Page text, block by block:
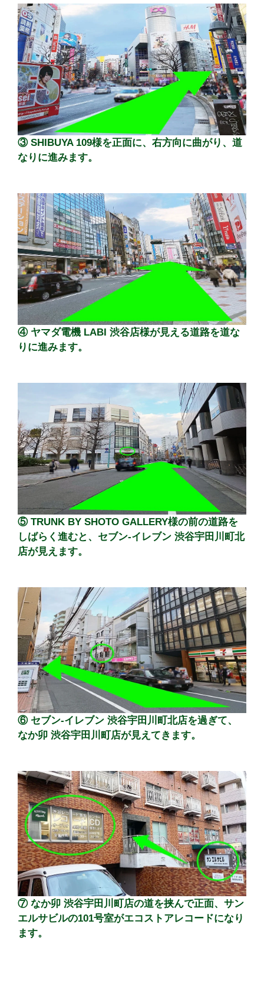
③ SHIBUYA 109様を正面に、右方向に曲がり、道
なりに進みます。
④ ヤマダ電機 LABI 渋谷店様が見える道路を道な
りに進みます。
⑤ TRUNK BY SHOTO GALLERY様の前の道路を
しばらく進むと、セブン-イレブン 渋谷宇田川町北
店が見えます。
⑥ セブン-イレブン 渋谷宇田川町北店を過ぎて、
なか卯 渋谷宇田川町店が見えてきます。
⑦ なか卯 渋谷宇田川町店の道を挟んで正面、サン
エルサビルの101号室がエコストアレコードになり
ます。